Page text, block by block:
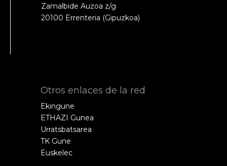
Zamalbide Auzoa z/g
20100 Errenteria (Gipuzkoa)
Otros enlaces de la red
Ekingune
ETHAZI Gunea
Urratsbatsarea
TK Gune
Euskelec